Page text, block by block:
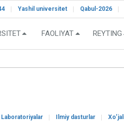
Yashil universitet Qabul-2026
FAOLIYAT REYTING
Laboratoriyalar Ilmiy dasturlar